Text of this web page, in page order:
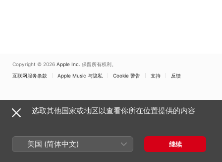
Copyright © 2026 Apple Inc. 保留所有权利。
互联网服务条款
Apple Music 与隐私 Cookie 警告 支持 反馈
选取其他国家或地区以查看你所在位置提供的内容
美国 (简体中文) 继续